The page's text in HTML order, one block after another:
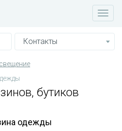
Контакты
бутиков
одежды